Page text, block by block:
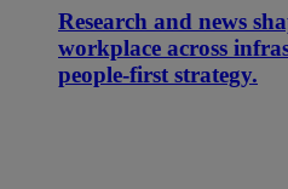
Research and news
workplace across
people-first strategy.